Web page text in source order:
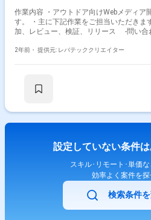
作業内容 ・アウトドア向けWebメディア
す。 ・主に下記作業をご担当いただき
加、レビュー、検証、リリース -問い合
ンスチューニング ・主に下記の工程を
2年前・ 提供元: レバテッククリエイター
設定していない条件
スキル･リモート･単価な
効率よく案件を探
検索条件